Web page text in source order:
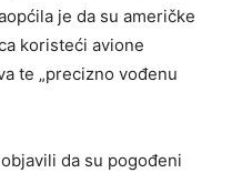
je da su američke
koristeći avione
te „precizno vođenu
da su pogođeni